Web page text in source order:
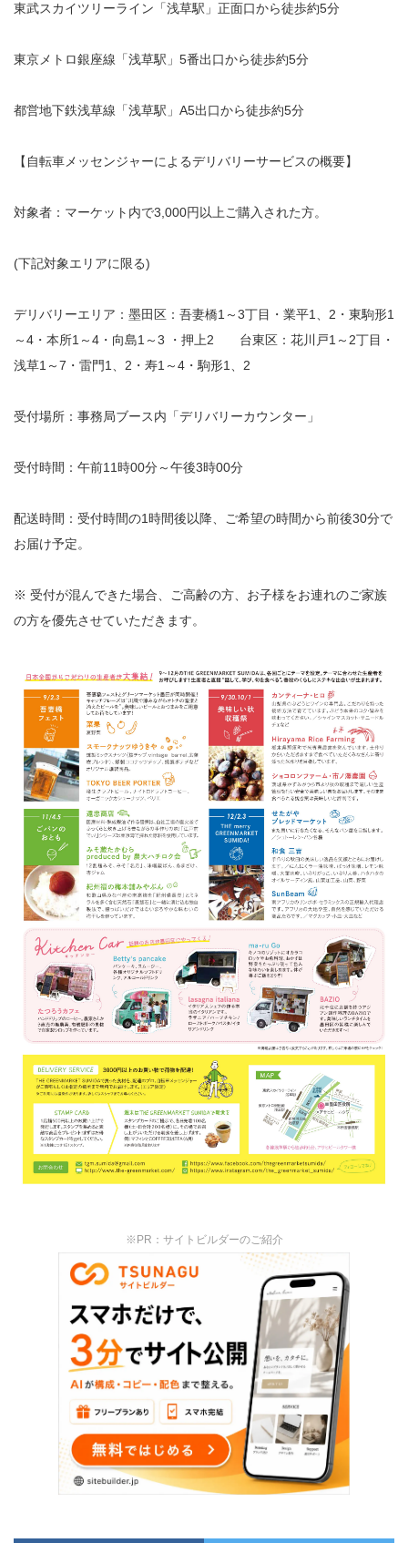
東武スカイツリーライン「浅草駅」正面口から徒歩約5分
東京メトロ銀座線「浅草駅」5番出口から徒歩約5分
都営地下鉄浅草線「浅草駅」A5出口から徒歩約5分
【自転車メッセンジャーによるデリバリーサービスの概要】
対象者：マーケット内で3,000円以上ご購入された方。
(下記対象エリアに限る)
デリバリーエリア：墨田区：吾妻橋1～3丁目・業平1、2・東駒形1
～4・本所1～4・向島1～3 ・押上2 台東区：花川戸1～2丁目・
浅草1～7・雷門1、2・寿1～4・駒形1、2
受付場所：事務局ブース内「デリバリーカウンター」
受付時間：午前11時00分～午後3時00分
配送時間：受付時間の1時間後以降、ご希望の時間から前後30分で
お届け予定。
※ 受付が混んできた場合、ご高齢の方、お子様をお連れのご家族
の方を優先させていただきます。
※PR：サイトビルダーのご紹介